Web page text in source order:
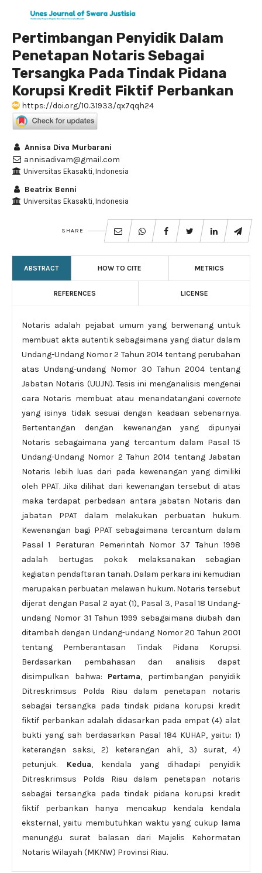
Pertimbangan Penyidik Dalam
Penetapan Notaris Sebagai
Tersangka Pada Tindak Pidana
Korupsi Kredit Fiktif Perbankan
https://doi.org/10.31933/qx7qqh24
Annisa Diva Murbarani
annisadivam@gmail.com
Universitas Ekasakti, Indonesia
Beatrix Benni
Universitas Ekasakti, Indonesia
SHARE
ABSTRACT HOW TO CITE METRICS
REFERENCES LICENSE
Notaris adalah pejabat umum yang berwenang untuk
membuat akta autentik sebagaimana yang diatur dalam
Undang-Undang Nomor 2 Tahun 2014 tentang perubahan
atas Undang-undang Nomor 30 Tahun 2004 tentang
Jabatan Notaris (UUJN). Tesis ini menganalisis mengenai
cara Notaris membuat atau menandatangani covernote
yang isinya tidak sesuai dengan keadaan sebenarnya.
Bertentangan dengan kewenangan yang dipunyai
Notaris sebagaimana yang tercantum dalam Pasal 15
Undang-Undang Nomor 2 Tahun 2014 tentang Jabatan
Notaris lebih luas dari pada kewenangan yang dimiliki
oleh PPAT. Jika dilihat dari kewenangan tersebut di atas
maka terdapat perbedaan antara jabatan Notaris dan
jabatan PPAT dalam melakukan perbuatan hukum.
Kewenangan bagi PPAT sebagaimana tercantum dalam
Pasal 1 Peraturan Pemerintah Nomor 37 Tahun 1998
adalah bertugas pokok melaksanakan sebagian
kegiatan pendaftaran tanah. Dalam perkara ini kemudian
merupakan perbuatan melawan hukum. Notaris tersebut
dijerat dengan Pasal 2 ayat (1), Pasal 3, Pasal 18 Undang-
undang Nomor 31 Tahun 1999 sebagaimana diubah dan
ditambah dengan Undang-undang Nomor 20 Tahun 2001
tentang Pemberantasan Tindak Pidana Korupsi.
Berdasarkan pembahasan dan analisis dapat
disimpulkan bahwa: Pertama, pertimbangan penyidik
Ditreskrimsus Polda Riau dalam penetapan notaris
sebagai tersangka pada tindak pidana korupsi kredit
fiktif perbankan adalah didasarkan pada empat (4) alat
bukti yang sah berdasarkan Pasal 184 KUHAP, yaitu: 1)
keterangan saksi, 2) keterangan ahli, 3) surat, 4)
petunjuk. Kedua, kendala yang dihadapi penyidik
Ditreskrimsus Polda Riau dalam penetapan notaris
sebagai tersangka pada tindak pidana korupsi kredit
fiktif perbankan hanya mencakup kendala kendala
eksternal, yaitu membutuhkan waktu yang cukup lama
menunggu surat balasan dari Majelis Kehormatan
Notaris Wilayah (MKNW) Provinsi Riau.